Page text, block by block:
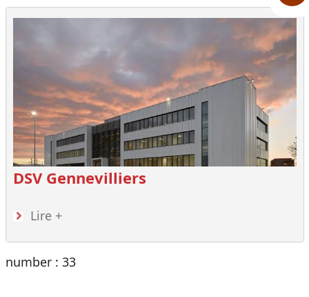
DSV Gennevilliers
Lire +
number : 33